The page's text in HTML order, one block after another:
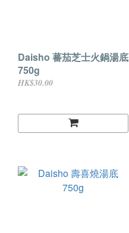
Daisho 蕃茄芝士火鍋湯底
750g
HK$30.00